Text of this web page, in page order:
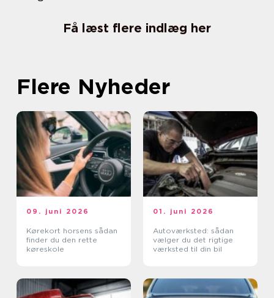
Få læst flere indlæg her
Flere Nyheder
09. juni 2026
Kørekort horsens sådan
finder du den rette
køreskole
01. juni 2026
Autoværksted: sådan
vælger du det rigtige
værksted til din bil